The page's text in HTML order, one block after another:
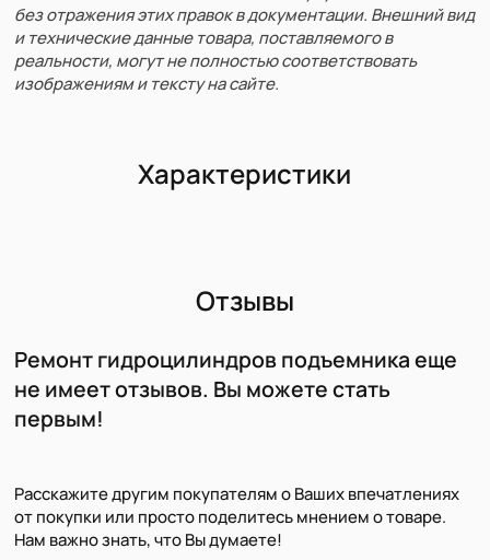
без отражения этих правок в документации. Внешний вид
и технические данные товара, поставляемого в
реальности, могут не полностью соответствовать
изображениям и тексту на сайте.
Характеристики
Отзывы
Ремонт гидроцилиндров подъемника еще
не имеет отзывов. Вы можете стать
первым!
Расскажите другим покупателям о Ваших впечатлениях
от покупки или просто поделитесь мнением о товаре.
Нам важно знать, что Вы думаете!